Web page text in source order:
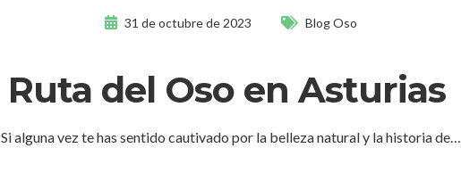
31 de octubre de 2023 Blog Oso
Ruta del Oso en Asturias
Si alguna vez te has sentido cautivado por la belleza natural y la historia de…